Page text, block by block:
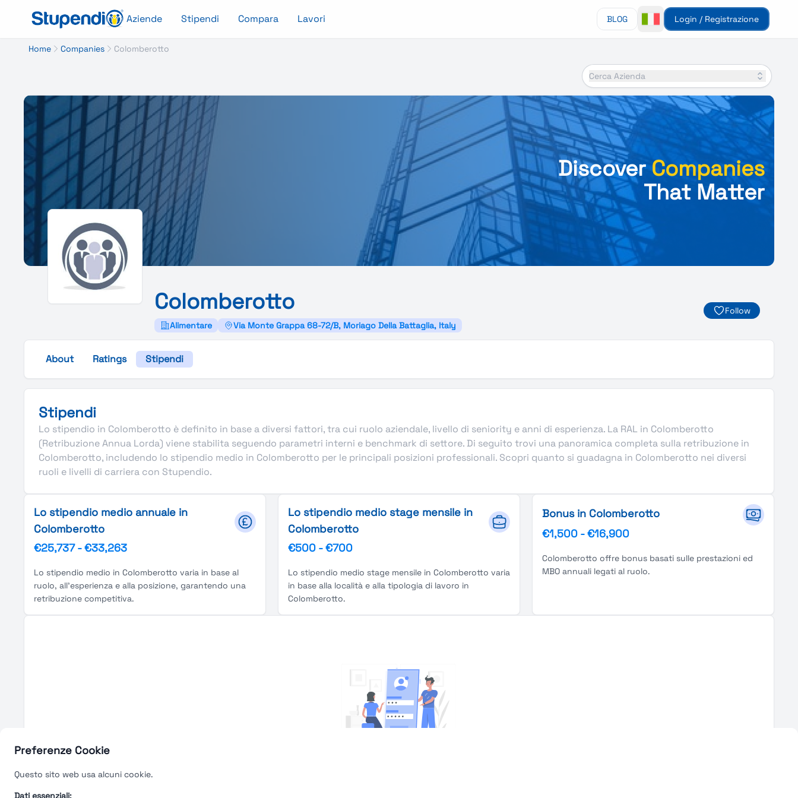
Preferenze Cookie
Questo sito web usa alcuni cookie.
Dati essenziali:
Aziende Stipendi Compara Lavori BLOG Login / Registrazione
Home Companies Colomberotto
Cerca Azienda
DiscoverCompanies
That Matter
Colomberotto
Alimentare Via Monte Grappa 68-72/B, Moriago Della Battaglia, Italy
Follow
About Ratings Stipendi
Stipendi
Lo stipendio in Colomberotto è definito in base a diversi fattori, tra cui ruolo aziendale, livello di seniority e anni di esperienza. La RAL in Colomberotto
(Retribuzione Annua Lorda) viene stabilita seguendo parametri interni e benchmark di settore. Di seguito trovi una panoramica completa sulla retribuzione in
Colomberotto, includendo lo stipendio medio in Colomberotto per le principali posizioni professionali. Scopri quanto si guadagna in Colomberotto nei diversi
ruoli e livelli di carriera con Stupendio.
Lo stipendio medio annuale in
Colomberotto
€25,737-€33,263
Lo stipendio medio in Colomberotto varia in base al
ruolo, all'esperienza e alla posizione, garantendo una
retribuzione competitiva.
Lo stipendio medio stage mensile in
Colomberotto
€500 -€700
Lo stipendio medio stage mensile in Colomberotto varia
in base alla località e alla tipologia di lavoro in
Colomberotto.
Bonus in Colomberotto
€1,500 -€16,900
Colomberotto offre bonus basati sulle prestazioni ed
MBO annuali legati al ruolo.